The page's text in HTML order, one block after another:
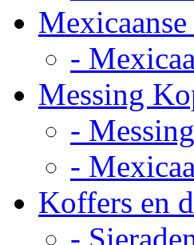
-
Messing
-
-
Koffers en
-